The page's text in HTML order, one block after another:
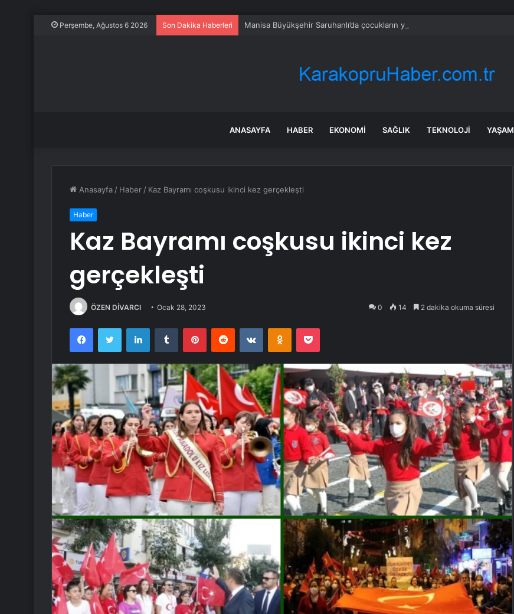
Perşembe, Ağustos 6 2026 Son Dakika Haberleri Manisa Büyükşehir Saruhanlı’da çocukların yüzlerini gülümsetti
ANASAYFA HABER EKONOMI SAĞLIK TEKNOLOJI YAŞAM
Anasayfa / Haber / Kaz Bayramı coşkusu ikinci kez gerçekleşti
Haber
Kaz Bayramı coşkusu ikinci kez
gerçekleşti
ÖZEN DİVARCI Ocak 28, 2023 0 14 2 dakika okuma süresi
FacebookTwitter LinkedInTumblr PinterestReddit VKontakteOdnoklassniki
Pocket